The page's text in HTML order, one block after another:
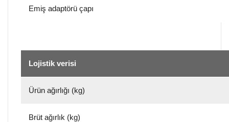
Emiş adaptörü çapı
Lojistik verisi
Ürün ağırlığı (kg)
Brüt ağırlık (kg)